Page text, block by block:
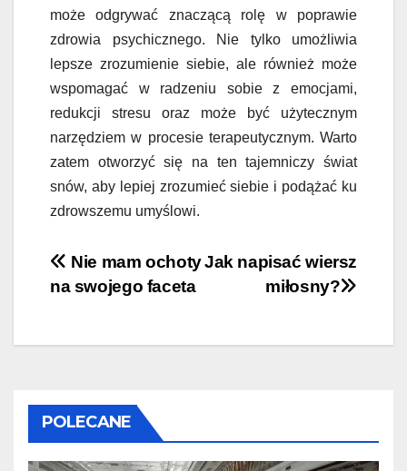
może odgrywać znaczącą rolę w poprawie
zdrowia psychicznego. Nie tylko umożliwia
lepsze zrozumienie siebie, ale również może
wspomagać w radzeniu sobie z emocjami,
redukcji stresu oraz może być użytecznym
narzędziem w procesie terapeutycznym. Warto
zatem otworzyć się na ten tajemniczy świat
snów, aby lepiej zrozumieć siebie i podążać ku
zdrowszemu umyślowi.
Nawigacja
wpisu
Jak napisać wiersz
miłosny?
Nie mam ochoty
na swojego faceta
POLECANE